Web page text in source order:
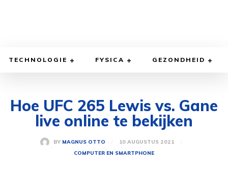
TECHNOLOGIE FYSICA GEZONDHEID
Hoe UFC 265 Lewis vs. Gane
live online te bekijken
BY MAGNUS OTTO
10 AUGUSTUS 2021
COMPUTER EN SMARTPHONE